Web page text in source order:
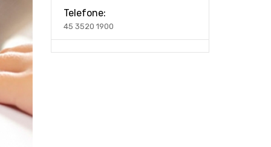
Telefone:
45 3520 1900